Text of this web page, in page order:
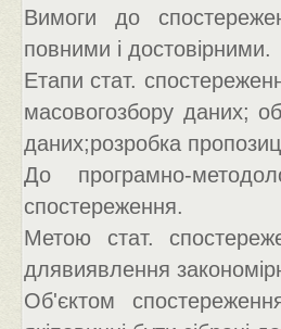
Вимоги до
повними і достовірними.
Етапи стат.
масовогозбору даних;
даних;розробка
До програмно-
спостереження.
Метою стат.
длявиявлення
Об'єктом